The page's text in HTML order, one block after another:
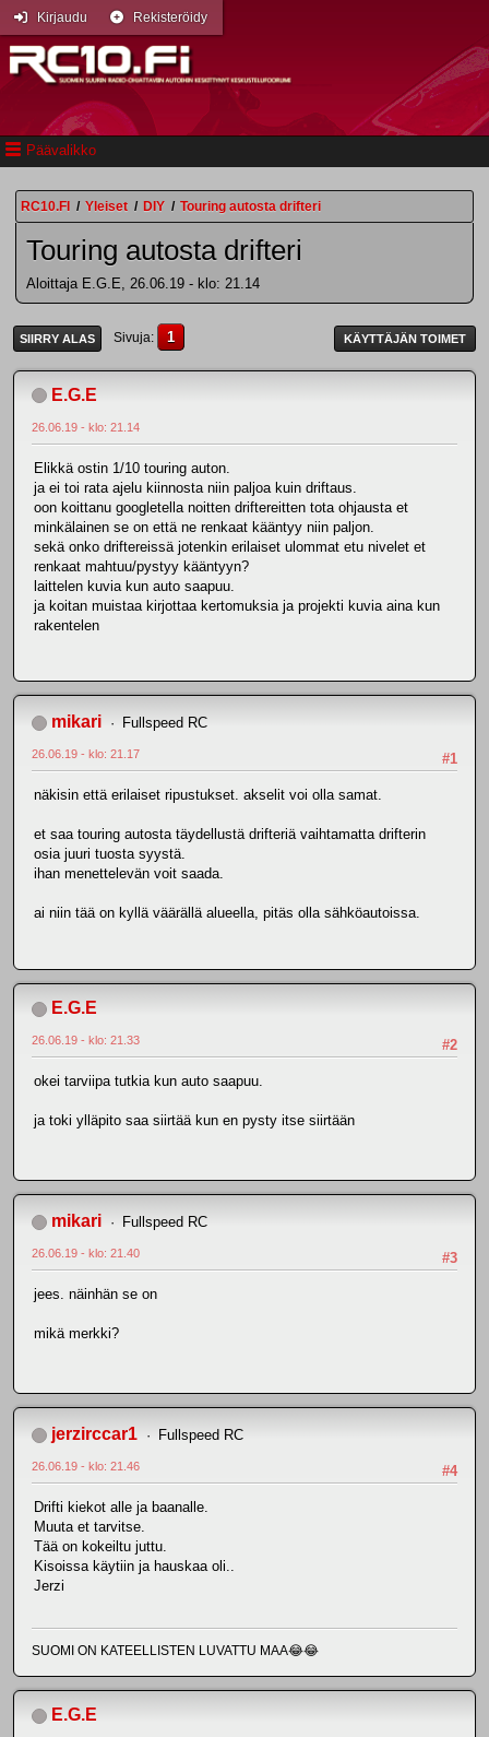
Päävalikko
Kirjaudu Rekisteröidy
RC10.FI / Yleiset / DIY / Touring autosta drifteri
Touring autosta drifteri
Aloittaja E.G.E, 26.06.19 - klo: 21.14
SIIRRY ALAS Sivuja 1 KÄYTTÄJÄN TOIMET
E.G.E
26.06.19 - klo: 21.14
Elikkä ostin 1/10 touring auton.
ja ei toi rata ajelu kiinnosta niin paljoa kuin driftaus.
oon koittanu googletella noitten driftereitten tota ohjausta et
minkälainen se on että ne renkaat kääntyy niin paljon.
sekä onko driftereissä jotenkin erilaiset ulommat etu nivelet et
renkaat mahtuu/pystyy kääntyyn?
laittelen kuvia kun auto saapuu.
ja koitan muistaa kirjottaa kertomuksia ja projekti kuvia aina kun
rakentelen
mikari Fullspeed RC
#1
26.06.19 - klo: 21.17
näkisin että erilaiset ripustukset. akselit voi olla samat.
et saa touring autosta täydellustä drifteriä vaihtamatta drifterin
osia juuri tuosta syystä.
ihan menettelevän voit saada.
ai niin tää on kyllä väärällä alueella, pitäs olla sähköautoissa.
E.G.E
#2
26.06.19 - klo: 21.33
okei tarviipa tutkia kun auto saapuu.
ja toki ylläpito saa siirtää kun en pysty itse siirtään
mikari Fullspeed RC
#3
26.06.19 - klo: 21.40
jees. näinhän se on
mikä merkki?
jerzirccar1 Fullspeed RC
#4
26.06.19 - klo: 21.46
Drifti kiekot alle ja baanalle.
Muuta et tarvitse.
Tää on kokeiltu juttu.
Kisoissa käytiin ja hauskaa oli..
Jerzi
SUOMI ON KATEELLISTEN LUVATTU MAA😂😂
E.G.E